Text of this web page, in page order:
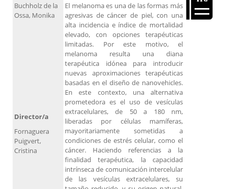
Buchholz de la
Ossa, Monika
El melanoma es una de las formas más
agresivas de cáncer de piel, con una
alta incidencia e índice de mortalidad
elevado, con opciones terapéuticas
limitadas. Por este motivo, el
melanoma resulta una diana
terapéutica idónea para introducir
nuevas aproximaciones terapéuticas
basadas en el diseño de nanovehicles.
En este contexto, una alternativa
prometedora es el uso de vesículas
extracelulares, de 50 a 180 nm,
liberadas por células mamíferas,
mayoritariamente sometidas a
condiciones de estrés celular, como el
cáncer. Haciendo referencias a la
finalidad terapéutica, la capacidad
intrínseca de comunicación intercelular
de las vesículas extracelulares, su
Director/a
Fornaguera
Puigvert,
Cristina